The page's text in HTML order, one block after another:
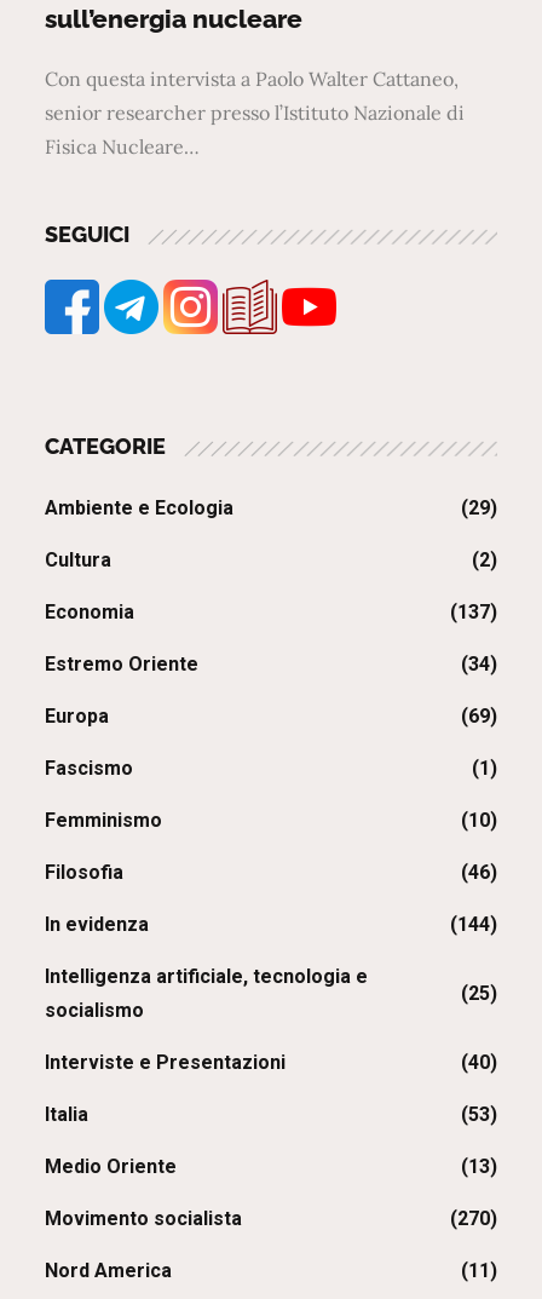
sull’energia nucleare
Con questa intervista a Paolo Walter Cattaneo,
senior researcher presso l’Istituto Nazionale di
Fisica Nucleare…
SEGUICI
CATEGORIE
Ambiente e Ecologia (29)
Cultura (2)
Economia (137)
Estremo Oriente (34)
Europa (69)
Fascismo (1)
Femminismo (10)
Filosofia (46)
In evidenza (144)
Intelligenza artificiale, tecnologia e
socialismo
(25)
Interviste e Presentazioni (40)
Italia (53)
Medio Oriente (13)
Movimento socialista (270)
Nord America (11)